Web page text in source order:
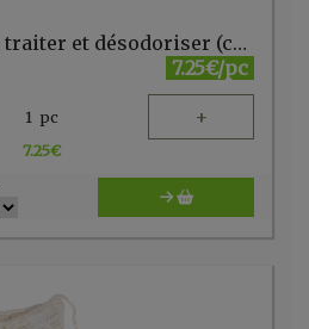
12 bâtonnets pour traiter et désodoriser (canalisations/siphons) ARCY VERT
7.25€/pc
1 pc +
7.25€